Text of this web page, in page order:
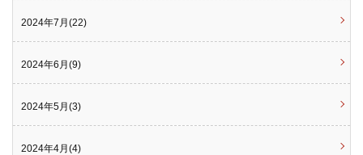
2024年7月(22)
2024年6月(9)
2024年5月(3)
2024年4月(4)